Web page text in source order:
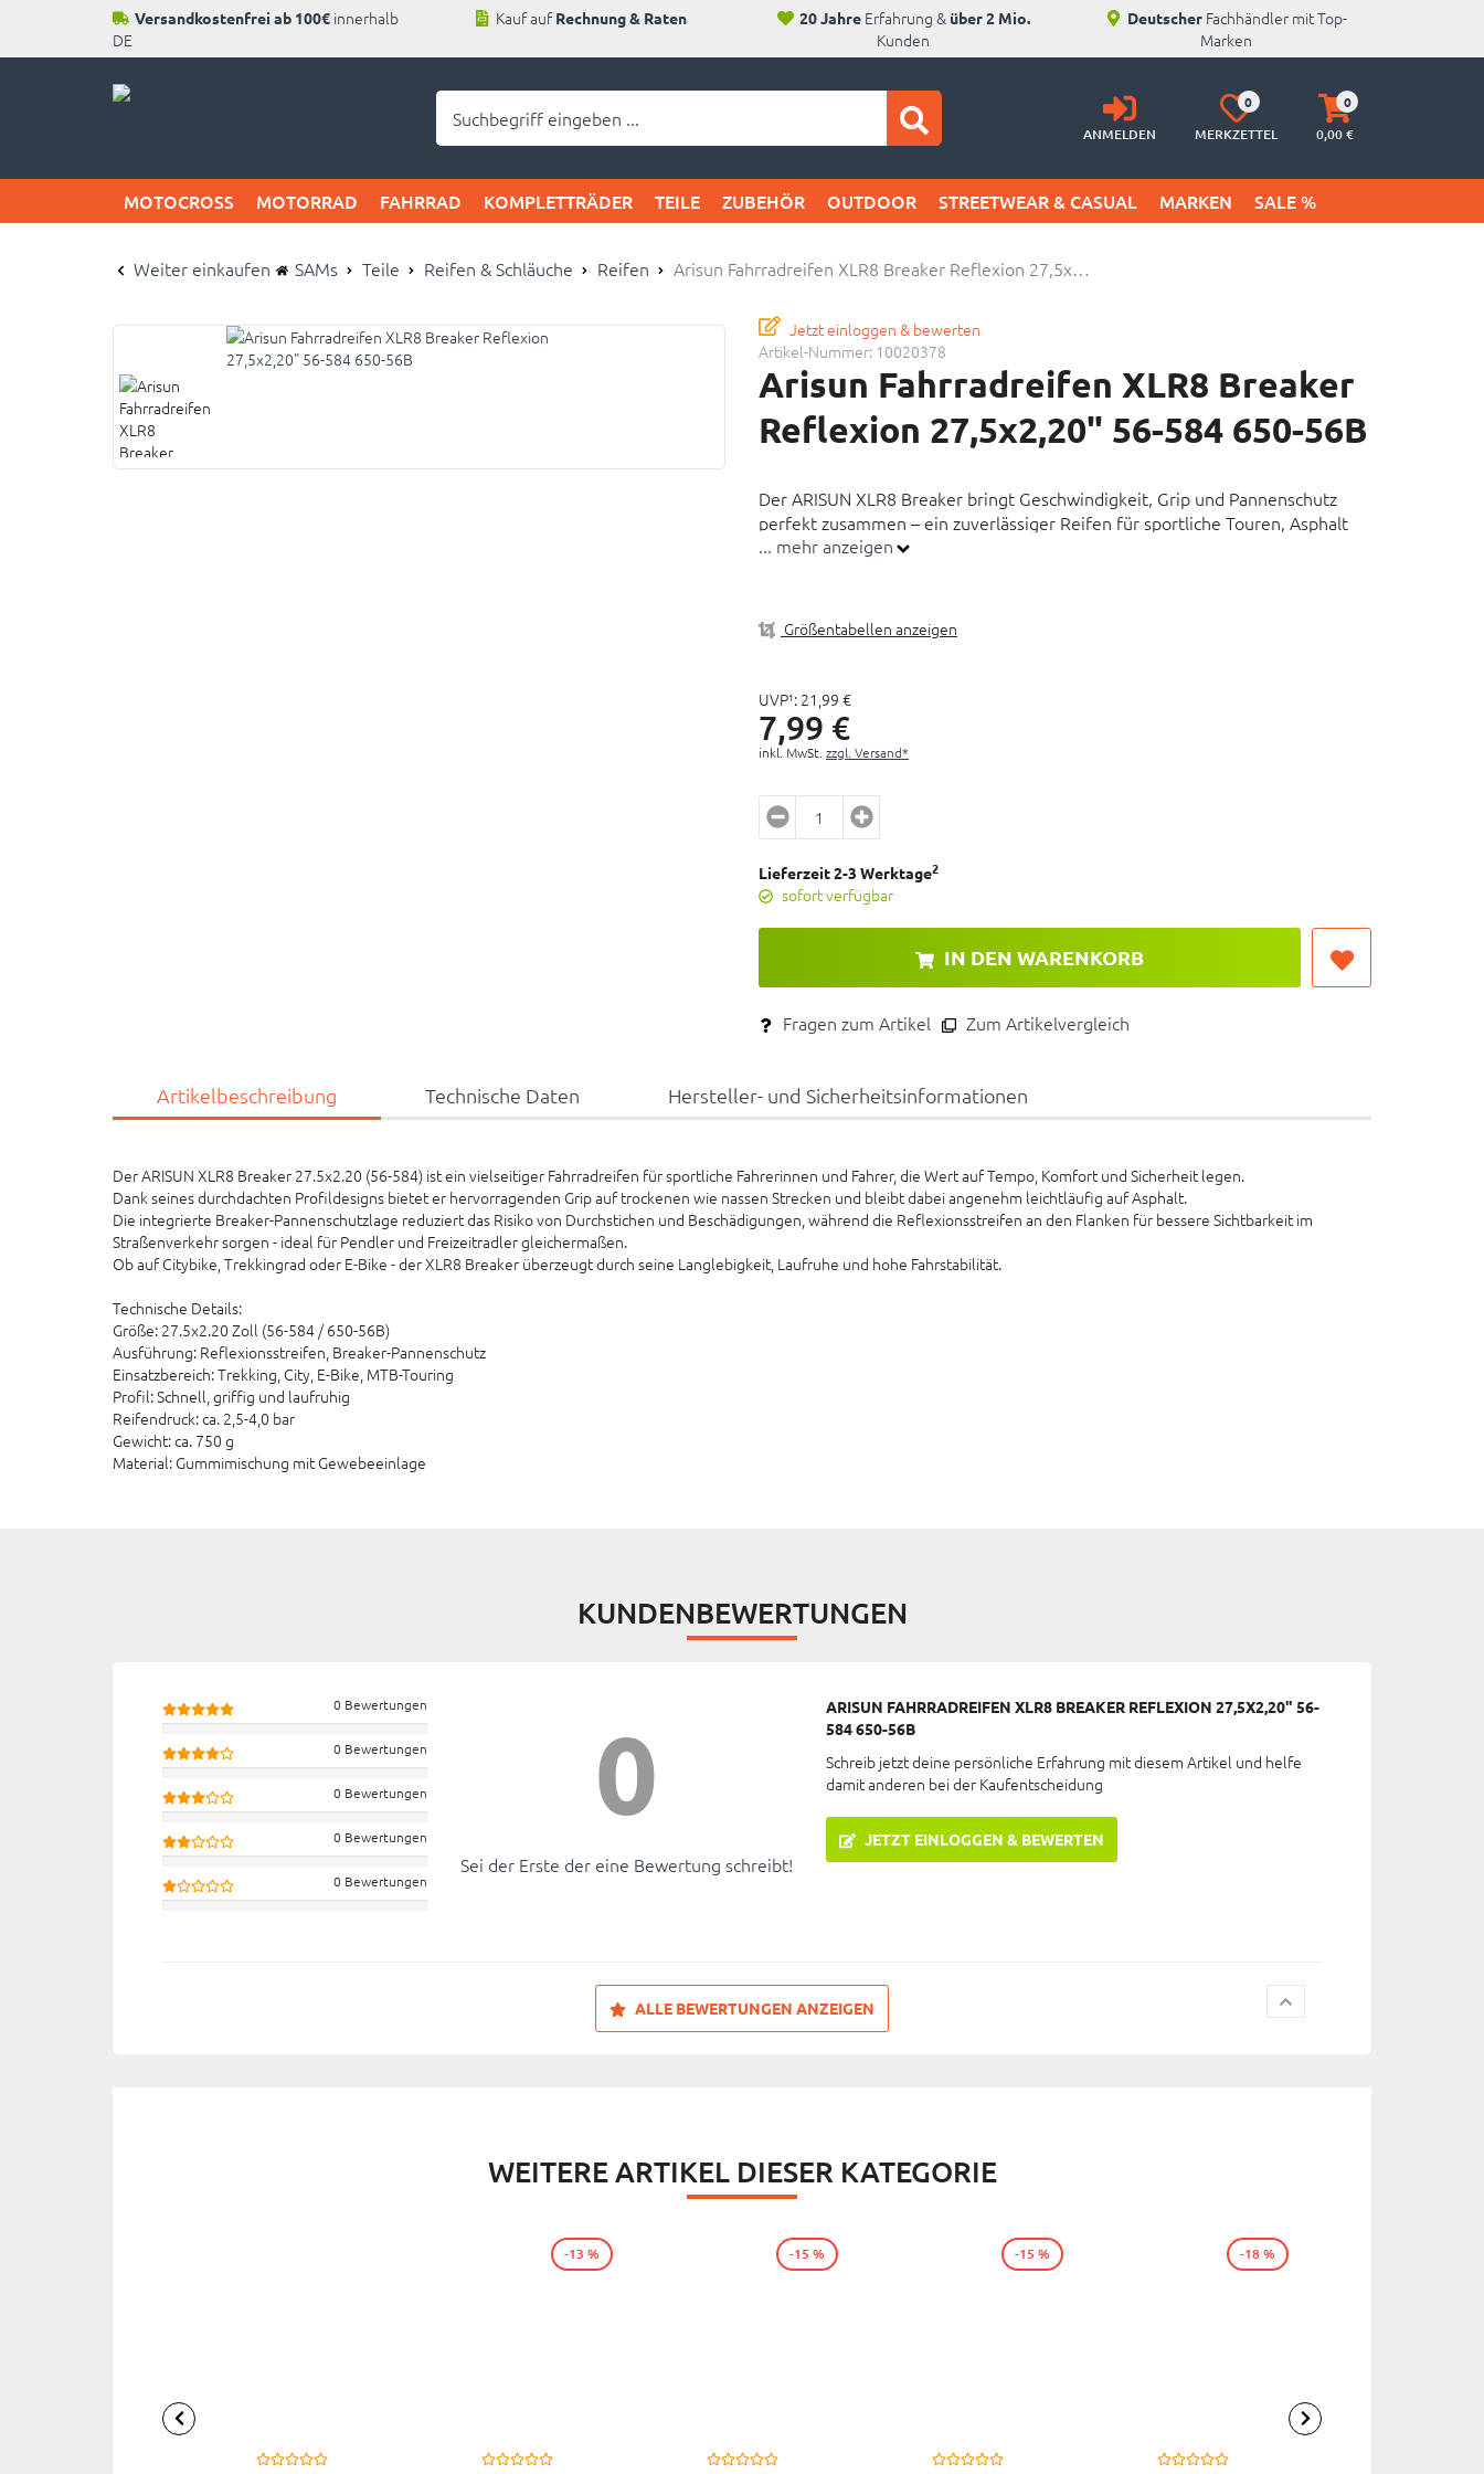
Versandkostenfrei ab 100€ innerhalb
DE
Kauf aufRechnung & Raten 20 JahreErfahrung & über 2 Mio.
Kunden
Deutscher Fachhändler mit Top-
Marken
Anmelden
ANMELDEN
Merkzettel
aufklappen
0
MERKZETTEL
Warenkorb
aufklappen
0
0,00€
MOTOCROSS MOTORRAD FAHRRAD KOMPLETTRÄDER TEILE ZUBEHÖR OUTDOOR STREETWEAR & CASUAL MARKEN SALE %
Weiter einkaufen SAMs Teile Reifen & Schläuche Reifen Arisun Fahrradreifen XLR8 Breaker Reflexion 27,5x…
Jetzt einloggen & bewerten
Artikel-Nummer: 10020378
Arisun Fahrradreifen XLR8 Breaker
Reflexion 27,5x2,20" 56-584 650-56B
Der ARISUN XLR8 Breaker bringt Geschwindigkeit, Grip und Pannenschutz
perfekt zusammen – ein zuverlässiger Reifen für sportliche Touren, Asphalt
und leichte Trails.
Nachtfahrten.
Schnell & stabil: Glatter Mittelsteg sorgt für geringen Rollwiderstand auf
Asphalt.
Vielseitig einsetzbar: Ideal für Citybikes, Trekkingräder und E-Bikes.
Langlebig & robust: Hochwertige Gummimischung für hohen Fahrkomfort
und Haltbarkeit.
... mehr anzeigen
Größentabellen anzeigen
UVP¹: 21, 99 €
7,99 €
inkl. MwSt. zzgl. Versand*
Lieferzeit 2-3 Werktage2
sofort verfügbar
IN DEN WARENKORB
Fragen zum Artikel Zum Artikelvergleich
Artikelbeschreibung Technische Daten Hersteller- und Sicherheitsinformationen
Der ARISUN XLR8 Breaker 27.5x2.20 (56-584) ist ein vielseitiger Fahrradreifen für sportliche Fahrerinnen und Fahrer, die Wert auf Tempo, Komfort und Sicherheit legen.
Dank seines durchdachten Profildesigns bietet er hervorragenden Grip auf trockenen wie nassen Strecken und bleibt dabei angenehm leichtläufig auf Asphalt.
Die integrierte Breaker-Pannenschutzlage reduziert das Risiko von Durchstichen und Beschädigungen, während die Reflexionsstreifen an den Flanken für bessere Sichtbarkeit im
Straßenverkehr sorgen - ideal für Pendler und Freizeitradler gleichermaßen.
Ob auf Citybike, Trekkingrad oder E-Bike - der XLR8 Breaker überzeugt durch seine Langlebigkeit, Laufruhe und hohe Fahrstabilität.
Technische Details:
Größe: 27.5x2.20 Zoll (56-584 / 650-56B)
Ausführung: Reflexionsstreifen, Breaker-Pannenschutz
Einsatzbereich: Trekking, City, E-Bike, MTB-Touring
Profil: Schnell, griffig und laufruhig
Reifendruck: ca. 2,5-4,0 bar
Gewicht: ca. 750 g
Material: Gummimischung mit Gewebeeinlage
KUNDENBEWERTUNGEN
0 Bewertungen
0 Bewertungen
0 Bewertungen
0 Bewertungen
0 Bewertungen
0
Sei der Erste der eine Bewertung schreibt!
ARISUN FAHRRADREIFEN XLR8 BREAKER REFLEXION 27,5X2,20" 56-
584 650-56B
Schreib jetzt deine persönliche Erfahrung mit diesem Artikel und helfe
damit anderen bei der Kaufentscheidung
JETZT EINLOGGEN & BEWERTEN
ALLE BEWERTUNGEN ANZEIGEN
WEITERE ARTIKEL DIESER KATEGORIE
-13 % -15 % -15 % -18 %